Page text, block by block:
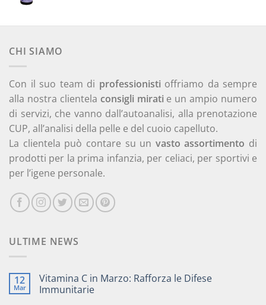
era:
è:
CHI SIAMO
Con il suo team di professionisti offriamo da sempre
alla nostra clientela consigli mirati e un ampio numero
di servizi, che vanno dall’autoanalisi, alla prenotazione
CUP, all’analisi della pelle e del cuoio capelluto.
La clientela può contare su un vasto assortimento di
prodotti per la prima infanzia, per celiaci, per sportivi e
per l’igene personale.
ULTIME NEWS
12
Mar
Vitamina C in Marzo: Rafforza le Difese
Immunitarie